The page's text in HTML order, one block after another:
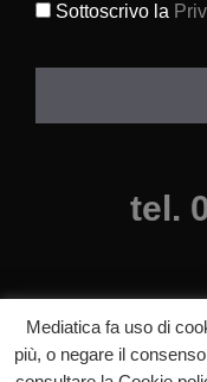
Sottoscrivo la
tel.
Mediatica fa uso di
più, o negare il